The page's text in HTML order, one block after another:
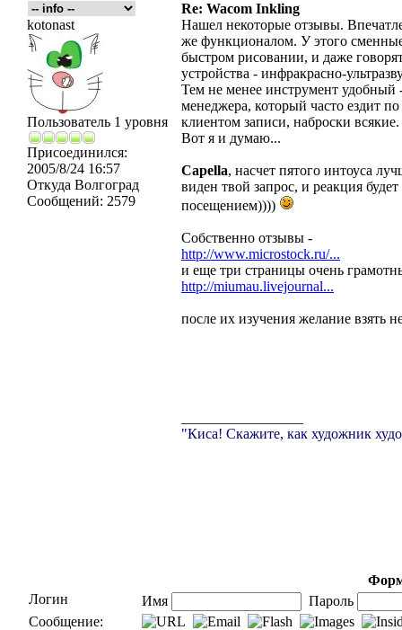
Re: Wacom Inkling
kotonast
Пользователь 1 уровня
Присоединился:
2005/8/24 16:57
Откуда Волгоград
Сообщений: 2579
Нашел некоторые отзывы.
же функционалом. У этого
быстром рисовании, и даже
устройства - инфракрасно-
Тем не менее инструмент удобный
менеджера, который часто ездит
клиентом записи, наброски всякие.
Вот я и думаю...
Capella, насчет пятого интоуса
виден твой запрос, и реакция
посещением))))
Собственно отзывы -
http://www.microstock.ru/...
и еще три страницы очень
http://miumau.livejournal...
после их изучения желание взять
"Киса! Скажите, как художник
Логин
Имя
Пароль
Сообщение: